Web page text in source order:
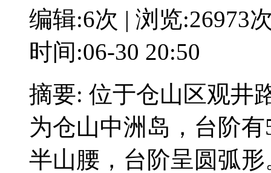
编辑:6次 | 浏览:26973
时间:06-30 20:50
摘要: 位于仓山区观井
为仓山中洲岛，台阶
半山腰，台阶呈圆弧